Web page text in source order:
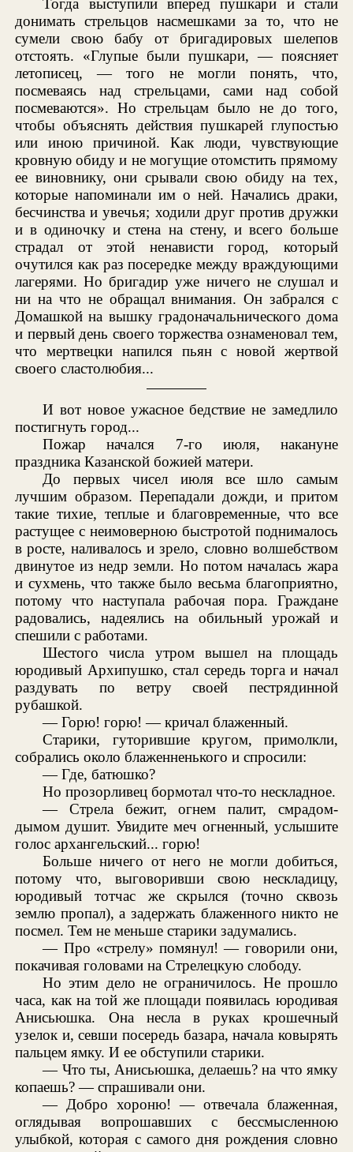
Тогда выступили вперед пушкари и стали
донимать стрельцов насмешками за то, что не
сумели свою бабу от бригадировых шелепов
отстоять. «Глупые были пушкари, — поясняет
летописец, — того не могли понять, что,
посмеваясь над стрельцами, сами над собой
посмеваются». Но стрельцам было не до того,
чтобы объяснять действия пушкарей глупостью
или иною причиной. Как люди, чувствующие
кровную обиду и не могущие отомстить прямому
ее виновнику, они срывали свою обиду на тех,
которые напоминали им о ней. Начались драки,
бесчинства и увечья; ходили друг против дружки
и в одиночку и стена на стену, и всего больше
страдал от этой ненависти город, который
очутился как раз посередке между враждующими
лагерями. Но бригадир уже ничего не слушал и
ни на что не обращал внимания. Он забрался с
Домашкой на вышку градоначальнического дома
и первый день своего торжества ознаменовал тем,
что мертвецки напился пьян с новой жертвой
своего сластолюбия...
И вот новое ужасное бедствие не замедлило
постигнуть город...
Пожар начался 7-го июля, накануне
праздника Казанской божией матери.
До первых чисел июля все шло самым
лучшим образом. Перепадали дожди, и притом
такие тихие, теплые и благовременные, что все
растущее с неимоверною быстротой поднималось
в росте, наливалось и зрело, словно волшебством
двинутое из недр земли. Но потом началась жара
и сухмень, что также было весьма благоприятно,
потому что наступала рабочая пора. Граждане
радовались, надеялись на обильный урожай и
спешили с работами.
Шестого числа утром вышел на площадь
юродивый Архипушко, стал середь торга и начал
раздувать по ветру своей пестрядинной
рубашкой.
— Горю! горю! — кричал блаженный.
Старики, гуторившие кругом, примолкли,
собрались около блаженненького и спросили:
— Где, батюшко?
Но прозорливец бормотал что-то нескладное.
— Стрела бежит, огнем палит, смрадом-
дымом душит. Увидите меч огненный, услышите
голос архангельский... горю!
Больше ничего от него не могли добиться,
потому что, выговоривши свою нескладицу,
юродивый тотчас же скрылся (точно сквозь
землю пропал), а задержать блаженного никто не
посмел. Тем не меньше старики задумались.
— Про «стрелу» помянул! — говорили они,
покачивая головами на Стрелецкую слободу.
Но этим дело не ограничилось. Не прошло
часа, как на той же площади появилась юродивая
Анисьюшка. Она несла в руках крошечный
узелок и, севши посередь базара, начала ковырять
пальцем ямку. И ее обступили старики.
— Что ты, Анисьюшка, делаешь? на что ямку
копаешь? — спрашивали они.
— Добро хороню! — отвечала блаженная,
оглядывая вопрошавших с бессмысленною
улыбкой, которая с самого дня рождения словно